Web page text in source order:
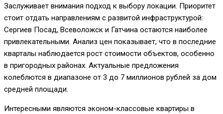
Заслуживает внимания подход к выбору локации. Приоритет
стоит отдать направлениям с развитой инфраструктурой:
Сергиев Посад, Всеволожск и Гатчина остаются наиболее
привлекательными. Анализ цен показывает, что в последние
кварталы наблюдается рост стоимости объектов, особенно
в пригородных районах. Актуальные предложения
колеблются в диапазоне от 3 до 7 миллионов рублей за дом
средней площади.
Интересными являются эконом-классовые квартиры в